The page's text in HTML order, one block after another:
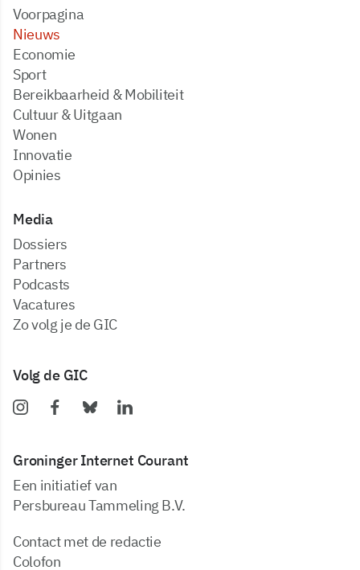
Voorpagina
Nieuws
Economie
Sport
Bereikbaarheid & Mobiliteit
Cultuur & Uitgaan
Wonen
Innovatie
Opinies
Media
dossiers
partners
podcasts
vacatures
zo volg je de GIC
Volg de GIC
Groninger Internet Courant
Een initiatief van
Persbureau Tammeling B.V.
Contact met de redactie
Colofon